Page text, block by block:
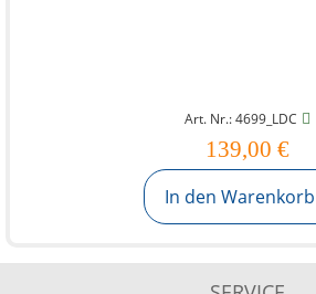
Art. Nr.: 4699_LDC
139,00 €
In den Warenkorb